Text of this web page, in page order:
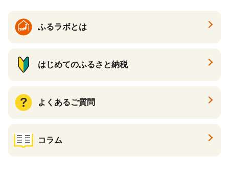
ふるラボとは
はじめてのふるさと納税
よくあるご質問
コラム